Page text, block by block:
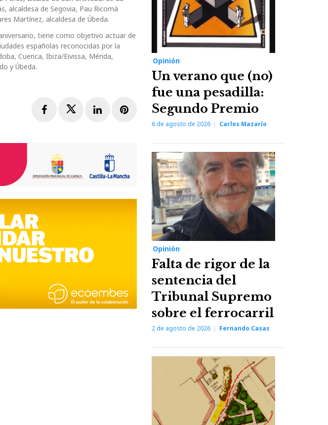
alcaldesa de Segovia, Pau Ricomá
Martínez, alcaldesa de Úbeda.
tiene como objetivo actuar de
españolas reconocidas por la
Cuenca, Ibiza/Eivissa, Mérida,
y Úbeda.
FacebookTwitterLinkedInPinterest
Opinión
Un verano que (no)
fue una pesadilla:
Segundo Premio
6 de agosto de 2026 Carlos Mazarío
Opinión
Falta de rigor de la
sentencia del
Tribunal Supremo
sobre el ferrocarril
2 de agosto de 2026 Fernando Casas